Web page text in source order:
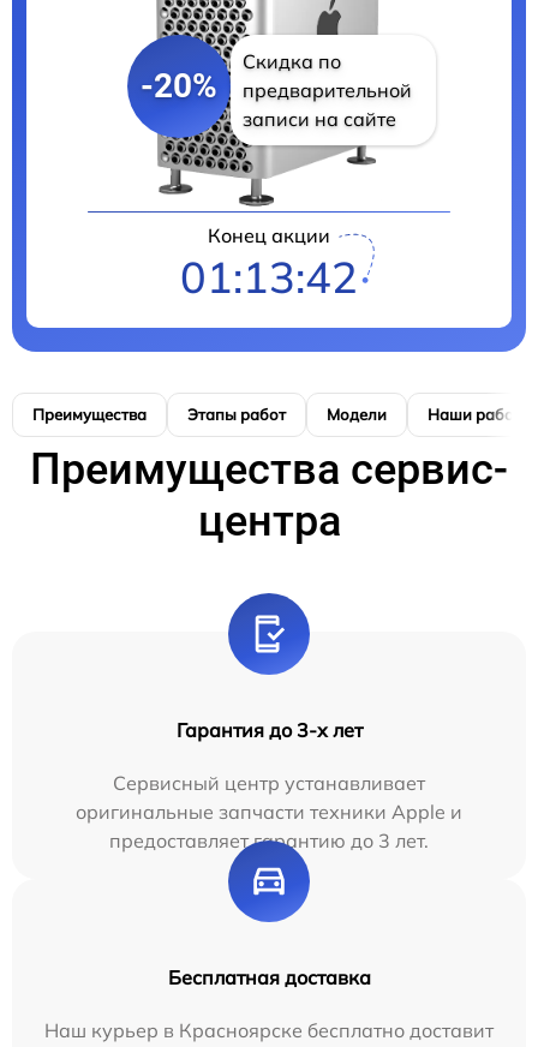
-20%
Скидка по
предварительной
записи на сайте
Конец акции
01:13:41
Преимущества Этапы работ Модели Наши работы
Преимущества сервис-
центра
Гарантия до 3-х лет
Сервисный центр устанавливает
оригинальные запчасти техники Apple и
предоставляет гарантию до 3 лет.
Бесплатная доставка
Наш курьер в Красноярске бесплатно доставит